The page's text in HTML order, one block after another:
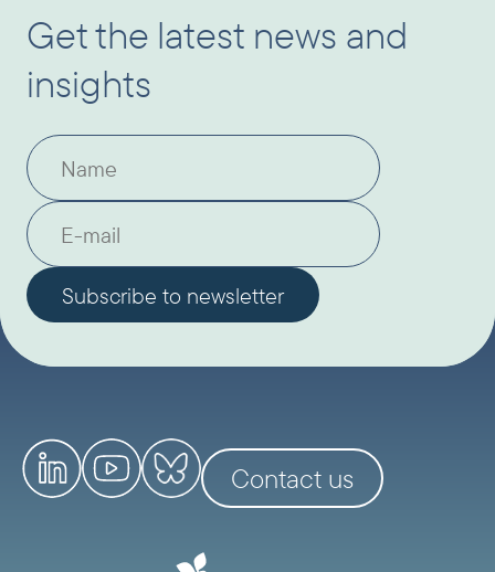
Get the latest news and
insights
Contact us